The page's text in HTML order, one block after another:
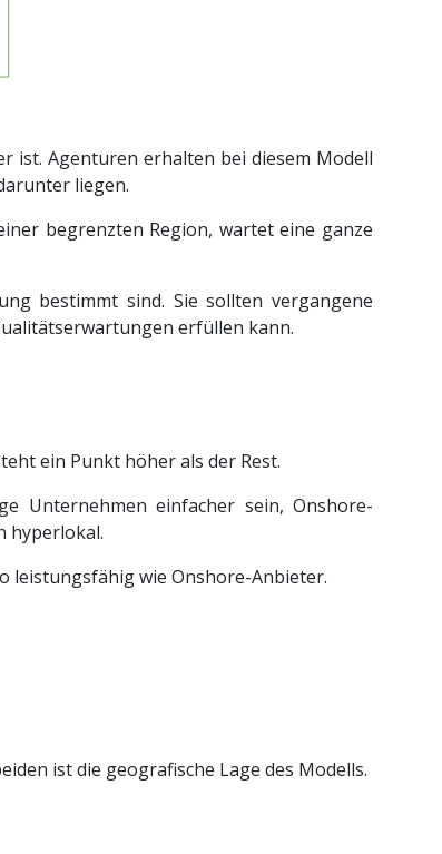
ist. Agenturen erhalten bei diesem Modell
liegen.
begrenzten Region, wartet eine ganze
bestimmt sind. Sie sollten vergangene
erfüllen kann.
ein Punkt höher als der Rest.
Unternehmen einfacher sein, Onshore-
hyperlokal.
leistungsfähig wie Onshore-Anbieter.
ist die geografische Lage des Modells.